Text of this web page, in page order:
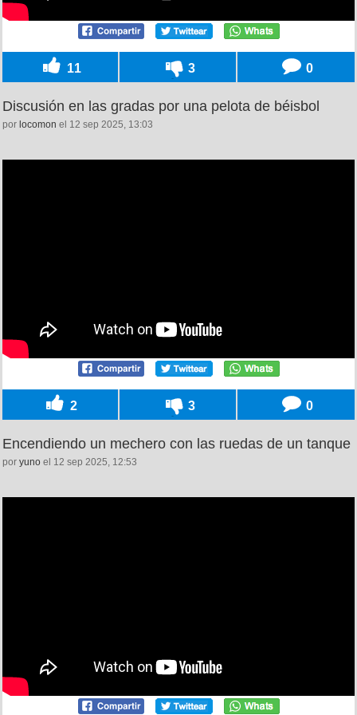
11 3 0
Discusión en las gradas por una pelota de béisbol
por locomon el 12 sep 2025, 13:03
2 3 0
Encendiendo un mechero con las ruedas de un tanque
por yuno el 12 sep 2025, 12:53